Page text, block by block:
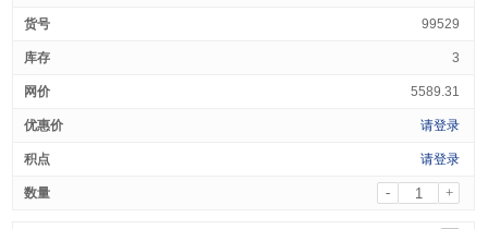
99529
3
5589.31
请登录
请登录
- +